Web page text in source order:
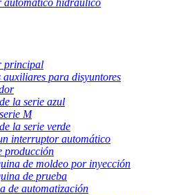
automático hidráulico
principal
auxiliares para disyuntores
la serie azul
M
la serie verde
interruptor automático
producción
de moldeo por inyección
de prueba
de automatización